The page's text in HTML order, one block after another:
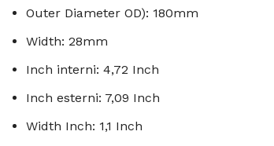
Outer Diameter OD): 180mm
Width: 28mm
Inch interni: 4,72 Inch
Inch esterni: 7,09 Inch
Width Inch: 1,1 Inch